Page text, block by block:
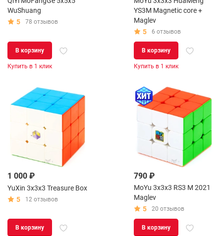
WuShuang
5
78 отзывов
В корзину
Купить в 1 клик
YS3M Magnetic core +
Maglev
5
6 отзывов
В корзину
Купить в 1 клик
1 000 ₽
YuXin 3x3x3 Treasure Box
5
12 отзывов
В корзину
790 ₽
MoYu 3x3x3 RS3 M 2021
Maglev
5
20 отзывов
В корзину